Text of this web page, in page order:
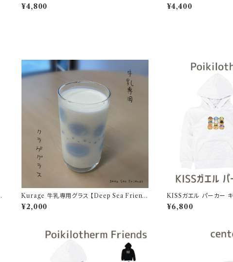
¥4,800 ¥4,400
Kurage 牛乳専用グラス 【Deep Sea Friend
s】
¥2,000
KISSガエル パーカー
Friends】 Printstar
パーカー
¥6,800